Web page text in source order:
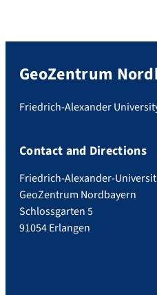
GeoZentrum
Friedrich-Alexander
Contact and Directions
Friedrich-Alexander-
GeoZentrum Nordbayern
Schlossgarten 5
91054 Erlangen